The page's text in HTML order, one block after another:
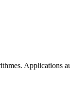
Applications